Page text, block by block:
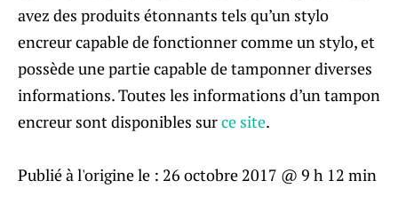
avez des produits étonnants tels qu’un stylo
encreur capable de fonctionner comme un stylo, et
possède une partie capable de tamponner diverses
informations. Toutes les informations d’un tampon
encreur sont disponibles surce site.
Publié à l'origine le : 26 octobre 2017 @ 9 h 12 min